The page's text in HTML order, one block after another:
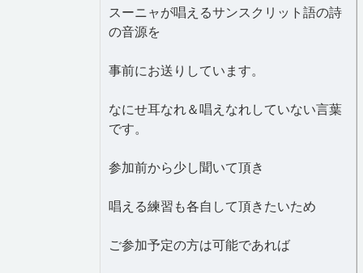
スーニャが唱えるサンスクリット語の詩
の音源を
事前にお送りしています。
なにせ耳なれ＆唱えなれしていない言葉
です。
参加前から少し聞いて頂き
唱える練習も各自して頂きたいため
ご参加予定の方は可能であれば